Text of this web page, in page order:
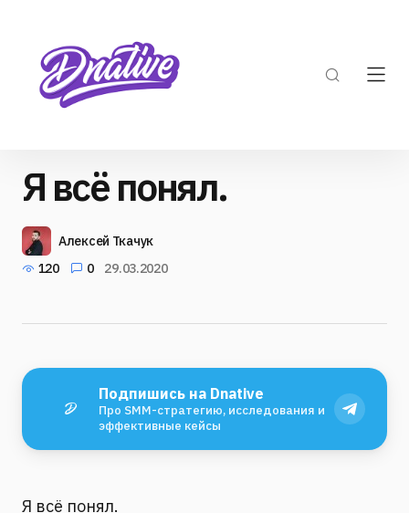
Я всё понял.
Алексей Ткачук
120
0 29.03.2020
Подпишись на Dnative
Про SMM-стратегию, исследования и
эффективные кейсы
Я всё понял.